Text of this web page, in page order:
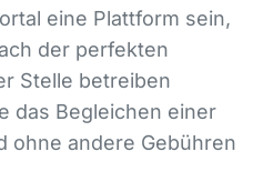
eine Plattform sein,
der perfekten
Stelle betreiben
das Begleichen einer
ohne andere Gebühren